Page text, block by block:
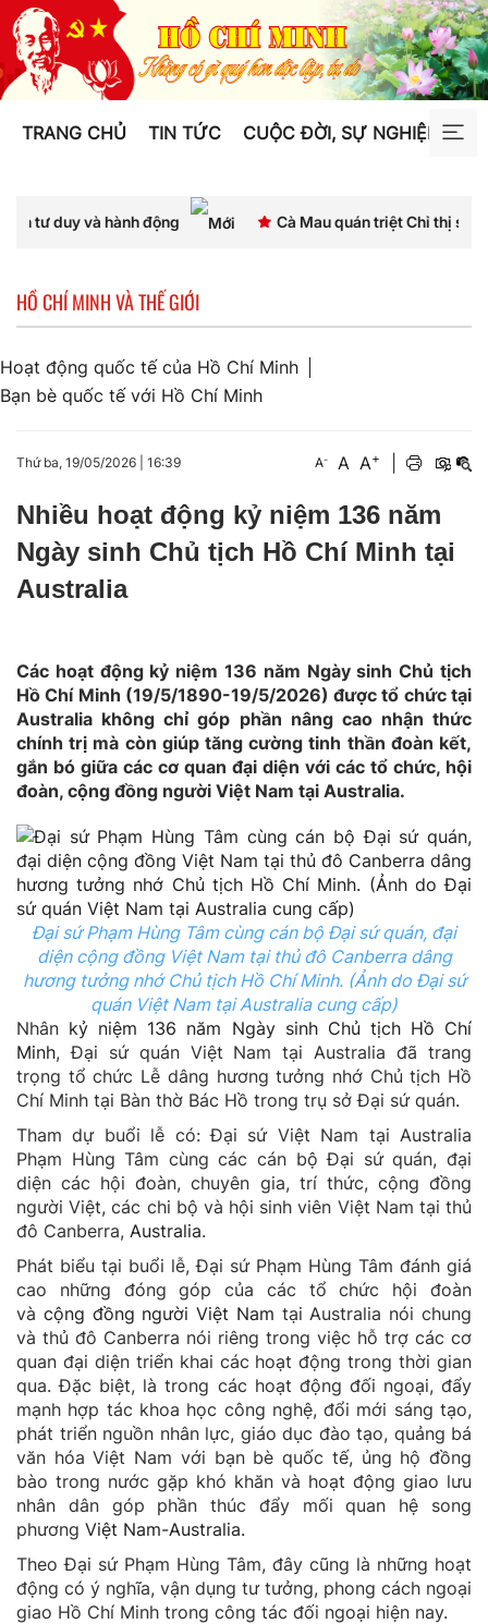
TRANG CHỦ TIN TỨC CUỘC ĐỜI, SỰ NGHIỆP TƯ
và hành động Cà Mau quán triệt Chỉ thị số 07, thống
HỒ CHÍ MINH VÀ THẾ GIỚI
Hoạt động quốc tế của Hồ Chí Minh
Bạn bè quốc tế với Hồ Chí Minh
Thứ ba, 19/05/2026 16:39 A- A A+
Nhiều hoạt động kỷ niệm 136 năm
Ngày sinh Chủ tịch Hồ Chí Minh tại
Australia
Các hoạt động kỷ niệm 136 năm Ngày sinh Chủ tịch
Hồ Chí Minh (19/5/1890-19/5/2026) được tổ chức tại
Australia không chỉ góp phần nâng cao nhận thức
chính trị mà còn giúp tăng cường tinh thần đoàn kết,
gắn bó giữa các cơ quan đại diện với các tổ chức, hội
đoàn, cộng đồng người Việt Nam tại Australia.
Đại sứ Phạm Hùng Tâm cùng cán bộ Đại sứ quán, đại
diện cộng đồng Việt Nam tại thủ đô Canberra dâng
hương tưởng nhớ Chủ tịch Hồ Chí Minh. (Ảnh do Đại sứ
quán Việt Nam tại Australia cung cấp)
Nhân kỷ niệm 136 năm Ngày sinh Chủ tịch Hồ Chí
Minh, Đại sứ quán Việt Nam tại Australia đã trang
trọng tổ chức Lễ dâng hương tưởng nhớ Chủ tịch Hồ
Chí Minh tại Bàn thờ Bác Hồ trong trụ sở Đại sứ quán.
Tham dự buổi lễ có: Đại sứ Việt Nam tại Australia
Phạm Hùng Tâm cùng các cán bộ Đại sứ quán, đại
diện các hội đoàn, chuyên gia, trí thức, cộng đồng
người Việt, các chi bộ và hội sinh viên Việt Nam tại thủ
đô Canberra, Australia.
Phát biểu tại buổi lễ, Đại sứ Phạm Hùng Tâm đánh giá
cao những đóng góp của các tổ chức hội đoàn
và cộng đồng người Việt Nam tại Australia nói chung
và thủ đô Canberra nói riêng trong việc hỗ trợ các cơ
quan đại diện triển khai các hoạt động trong thời gian
qua. Đặc biệt, là trong các hoạt động đối ngoại, đẩy
mạnh hợp tác khoa học công nghệ, đổi mới sáng tạo,
phát triển nguồn nhân lực, giáo dục đào tạo, quảng bá
văn hóa Việt Nam với bạn bè quốc tế, ủng hộ đồng
bào trong nước gặp khó khăn và hoạt động giao lưu
nhân dân góp phần thúc đẩy mối quan hệ song
phương Việt Nam-Australia.
Theo Đại sứ Phạm Hùng Tâm, đây cũng là những hoạt
động có ý nghĩa, vận dụng tư tưởng, phong cách ngoại
giao Hồ Chí Minh trong công tác đối ngoại hiện nay.